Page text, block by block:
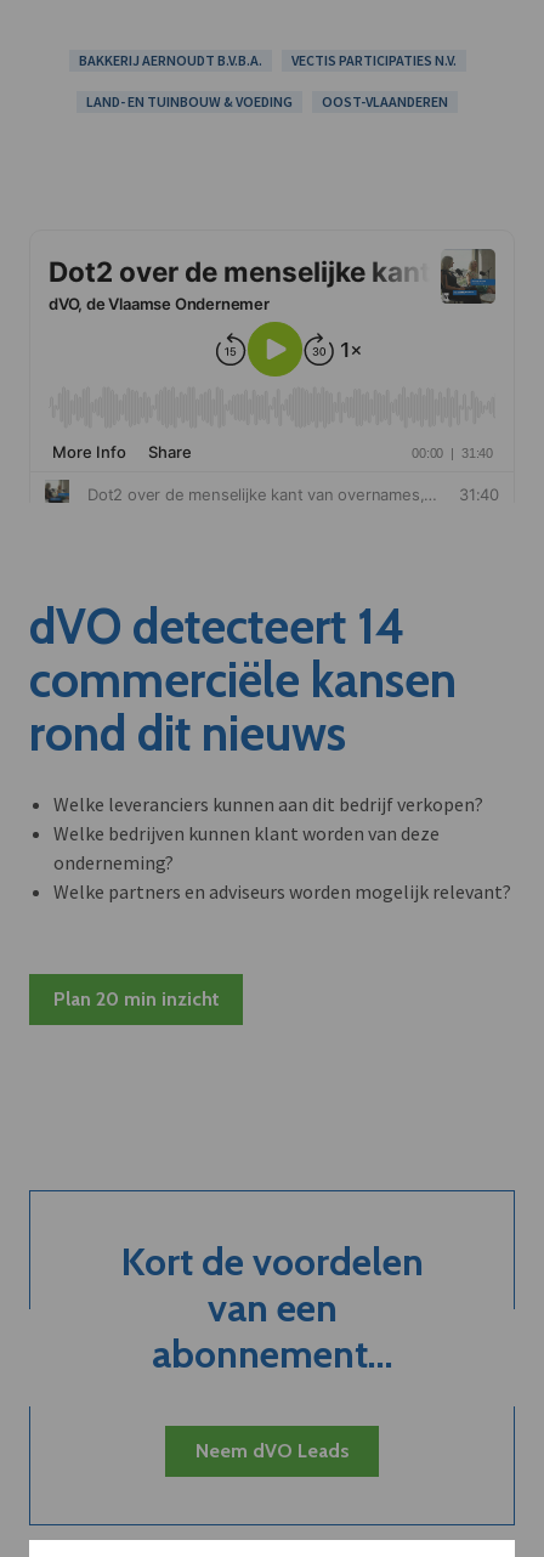
BAKKERIJ AERNOUDT B.V.B.A. VECTIS PARTICIPATIES N.V.
LAND- EN TUINBOUW & VOEDING OOST-VLAANDEREN
dVO detecteert 14
commerciële kansen
rond dit nieuws
Welke leveranciers kunnen aan dit bedrijf verkopen?
Welke bedrijven kunnen klant worden van deze
onderneming?
Welke partners en adviseurs worden mogelijk relevant?
Plan 20 min inzicht
Kort de voordelen
van een
abonnement...
Neem dVO Leads